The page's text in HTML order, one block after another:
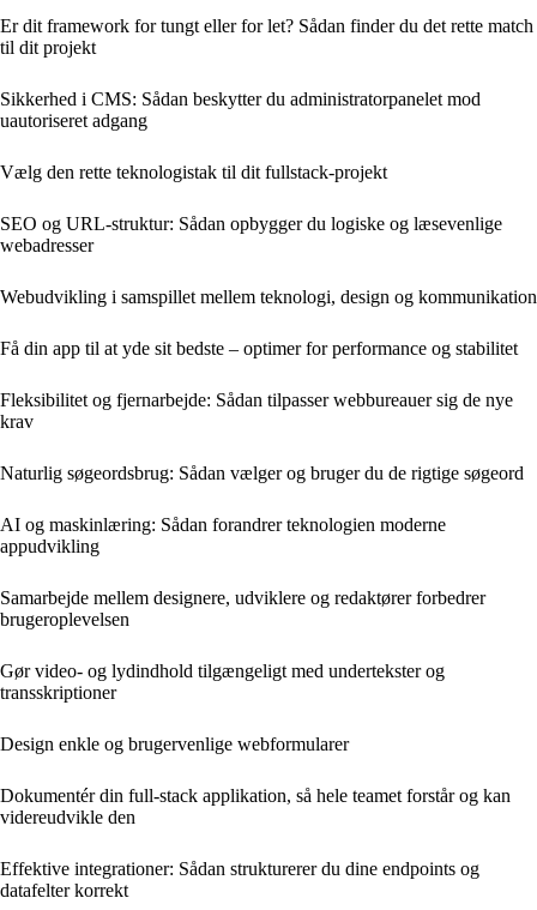
Er dit framework for tungt eller for let? Sådan finder du det rette match
til dit projekt
Sikkerhed i CMS: Sådan beskytter du administratorpanelet mod
uautoriseret adgang
Vælg den rette teknologistak til dit fullstack-projekt
SEO og URL-struktur: Sådan opbygger du logiske og læsevenlige
webadresser
Webudvikling i samspillet mellem teknologi, design og kommunikation
Få din app til at yde sit bedste – optimer for performance og stabilitet
Fleksibilitet og fjernarbejde: Sådan tilpasser webbureauer sig de nye
krav
Naturlig søgeordsbrug: Sådan vælger og bruger du de rigtige søgeord
AI og maskinlæring: Sådan forandrer teknologien moderne
appudvikling
Samarbejde mellem designere, udviklere og redaktører forbedrer
brugeroplevelsen
Gør video- og lydindhold tilgængeligt med undertekster og
transskriptioner
Design enkle og brugervenlige webformularer
Dokumentér din full-stack applikation, så hele teamet forstår og kan
videreudvikle den
Effektive integrationer: Sådan strukturerer du dine endpoints og
datafelter korrekt